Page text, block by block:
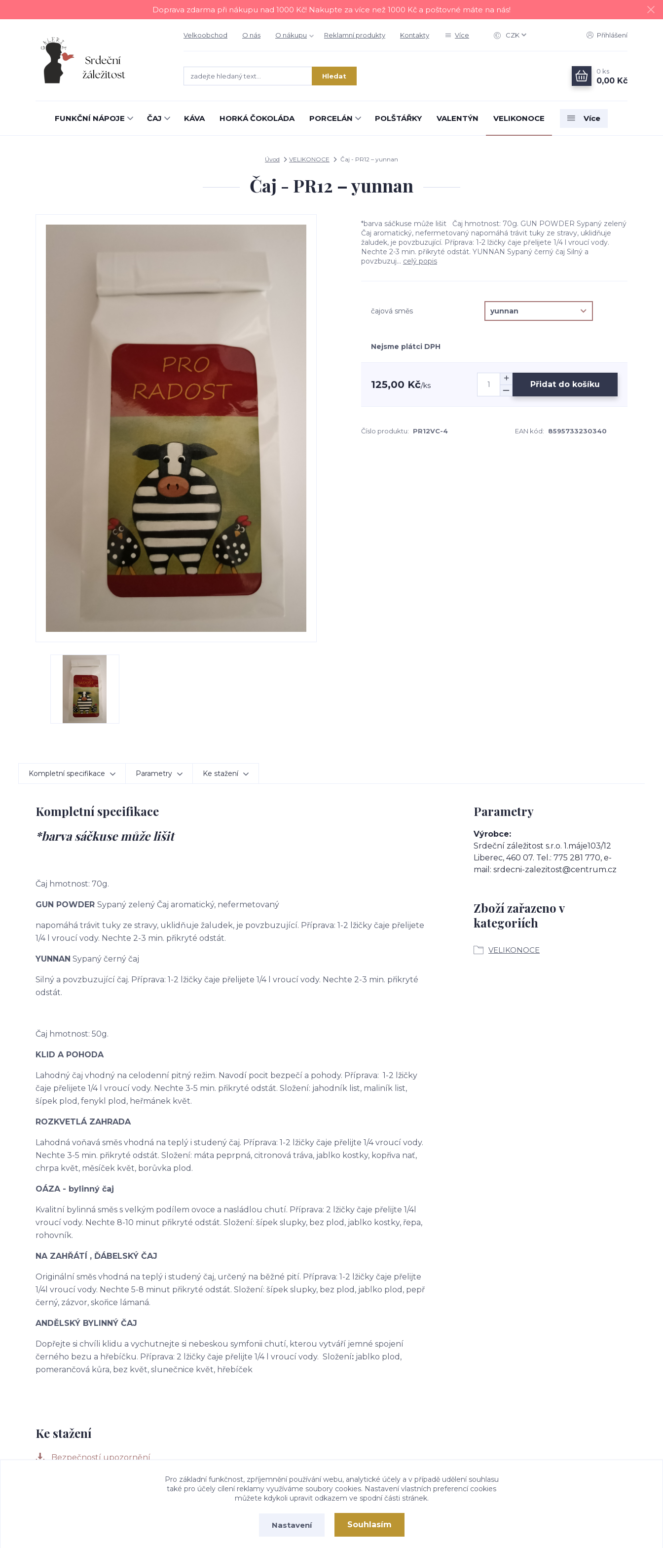
Doprava zdarma při nákupu nad 1000 Kč! Nakupte za více než 1000 Kč a poštovné máte na nás!
Velkoobchod O nás O nákupu Reklamní produkty Kontakty Více CZK Přihlášení
Hledat
0 ks
0,00 Kč
FUNKČNÍ NÁPOJE ČAJ KÁVA HORKÁ ČOKOLÁDA PORCELÁN POLŠTÁŘKY VALENTÝN VELIKONOCE Více
Úvod VELIKONOCE Čaj - PR12 – yunnan
Čaj - PR12 – yunnan
*barva sáčkuse může lišit Čaj hmotnost: 70g. GUN POWDER Sypaný zelený
Čaj aromatický, nefermetovaný napomáhá trávit tuky ze stravy, uklidňuje
žaludek, je povzbuzující. Příprava: 1-2 lžičky čaje přelijete 1/4 l vroucí vody.
Nechte 2-3 min. přikryté odstát. YUNNAN Sypaný černý čaj Silný a
povzbuzuj... celý popis
čajová směs
Nejsme plátci DPH
125,00 Kč/ks Přidat do košíku
Číslo produktu: PR12VC-4 EAN kód: 8595733230340
Kompletní specifikace Parametry Ke stažení
Kompletní specifikace
*barva sáčkuse může lišit
Čaj hmotnost: 70g.
GUN POWDER Sypaný zelený Čaj aromatický, nefermetovaný
napomáhá trávit tuky ze stravy, uklidňuje žaludek, je povzbuzující. Příprava: 1-2 lžičky čaje přelijete
1/4 l vroucí vody. Nechte 2-3 min. přikryté odstát.
YUNNAN Sypaný černý čaj
Silný a povzbuzující čaj. Příprava: 1-2 lžičky čaje přelijete 1/4 l vroucí vody. Nechte 2-3 min. přikryté
odstát.
Čaj hmotnost: 50g.
KLID A POHODA
Lahodný čaj vhodný na celodenní pitný režim. Navodí pocit bezpečí a pohody. Příprava: 1-2 lžičky
čaje přelijete 1/4 l vroucí vody. Nechte 3-5 min. přikryté odstát. Složení: jahodník list, maliník list,
šípek plod, fenykl plod, heřmánek květ.
ROZKVETLÁ ZAHRADA
Lahodná voňavá směs vhodná na teplý i studený čaj. Příprava: 1-2 lžičky čaje přelijte 1/4 vroucí vody.
Nechte 3-5 min. přikryté odstát. Složení: máta peprpná, citronová tráva, jablko kostky, kopřiva nať,
chrpa květ, měsíček květ, borůvka plod.
OÁZA - bylinný čaj
Kvalitní bylinná směs s velkým podílem ovoce a nasládlou chutí. Příprava: 2 lžičky čaje přelijte 1/4l
vroucí vody. Nechte 8-10 minut přikryté odstát. Složení: šípek slupky, bez plod, jablko kostky, řepa,
rohovník.
NA ZAHŘÁTÍ , ĎÁBELSKÝ ČAJ
Originální směs vhodná na teplý i studený čaj, určený na běžné pití. Příprava: 1-2 lžičky čaje přelijte
1/4l vroucí vody. Nechte 5-8 minut přikryté odstát. Složení: šípek slupky, bez plod, jablko plod, pepř
černý, zázvor, skořice lámaná.
ANDĚLSKÝ BYLINNÝ ČAJ
Dopřejte si chvíli klidu a vychutnejte si nebeskou symfonii chutí, kterou vytváří jemné spojení
černého bezu a hřebíčku. Příprava: 2 lžičky čaje přelijte 1/4 l vroucí vody. Složení: jablko plod,
pomerančová kůra, bez květ, slunečnice květ, hřebíček
Parametry
Výrobce
Srdeční záležitost s.r.o. 1.máje103/12
Liberec, 460 07. Tel.: 775 281 770, e-
mail: srdecni-zalezitost@centrum.cz
Zboží zařazeno v
kategoriích
VELIKONOCE
Ke stažení
Bezpečností upozornění
Pro základní funkčnost, zpříjemnění používání webu, analytické účely a v případě udělení souhlasu
také pro účely cílení reklamy využíváme soubory cookies. Nastavení vlastních preferencí cookies
můžete kdykoli upravit odkazem ve spodní části stránek.
Nastavení Souhlasím